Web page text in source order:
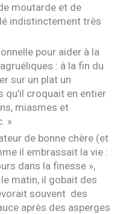
moutarde et de
indistinctement très
pour aider à la
: à la fin du
sur un plat un
qu’il croquait en entier
miasmes et
»
de bonne chère (et
il embrassait la vie :
dans la finesse »,
matin, il gobait des
souvent des
après des asperges